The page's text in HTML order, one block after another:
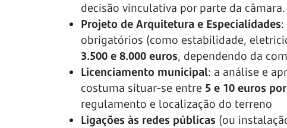
decisão vinculativa por parte da
Projeto de Arquitetura e Especialidades
obrigatórios (como estabilidade,
3.500 e 8.000 euros, dependendo da
Licenciamento municipal: a análise e
costuma situar-se entre 5 e 10 euros
regulamento e localização do terreno
Ligações às redes públicas (ou